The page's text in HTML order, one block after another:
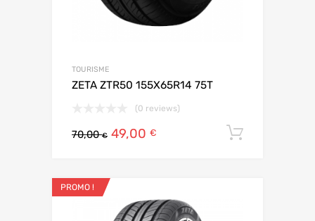
TOURISME
ZETA ZTR50 155X65R14 75T
(0 reviews)
70,00€ 49,00 €
PROMO !